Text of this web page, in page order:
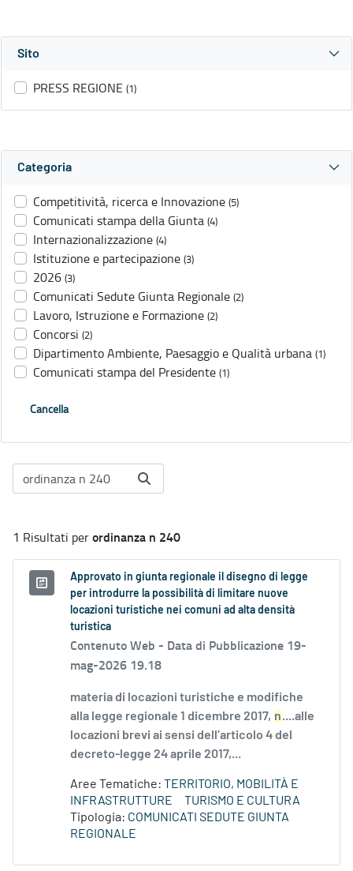
Sito
PRESS REGIONE (1)
Categoria
Competitività, ricerca e Innovazione (5)
Comunicati stampa della Giunta (4)
Internazionalizzazione (4)
Istituzione e partecipazione (3)
2026 (3)
Comunicati Sedute Giunta Regionale (2)
Lavoro, Istruzione e Formazione (2)
Concorsi (2)
Dipartimento Ambiente, Paesaggio e Qualità urbana (1)
Comunicati stampa del Presidente (1)
Cancella
1 Risultati perordinanza n 240
Approvato in giunta regionale il disegno di legge
per introdurre la possibilità di limitare nuove
locazioni turistiche nei comuni ad alta densità
turistica
Contenuto Web - Data di Pubblicazione 19-
mag-2026 19.18
materia di locazioni turistiche e modifiche
alla legge regionale 1 dicembre 2017, n....alle
locazioni brevi ai sensi dell’articolo 4 del
decreto-legge 24 aprile 2017,...
Aree Tematiche: TERRITORIO, MOBILITÀ E
INFRASTRUTTURE
TURISMO E CULTURA
Tipologia: COMUNICATI SEDUTE GIUNTA
REGIONALE